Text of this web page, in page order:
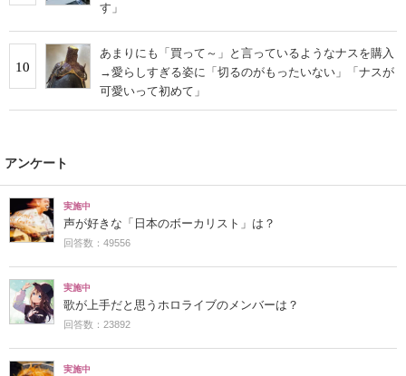
す」
10
あまりにも「買って～」と言っているようなナスを購入
→愛らしすぎる姿に「切るのがもったいない」「ナスが
可愛いって初めて」
アンケート
実施中
声が好きな「日本のボーカリスト」は？
回答数：49556
実施中
歌が上手だと思うホロライブのメンバーは？
回答数：23892
実施中